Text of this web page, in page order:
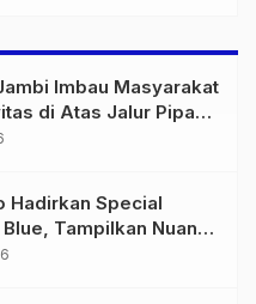
Imbau Masyarakat
di Atas Jalur Pipa
Bersama
Hadirkan Special
Tampilkan Nuansa
Semakin Skena